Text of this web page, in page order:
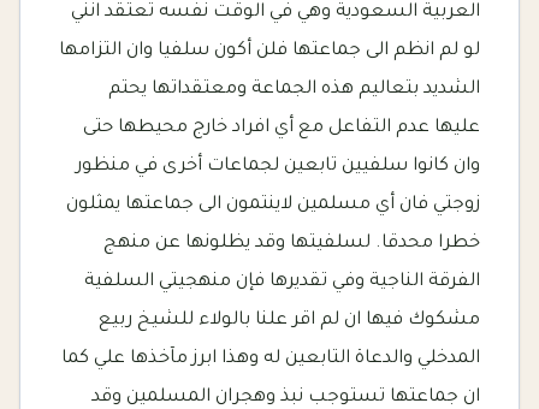
العربية السعودية وهي في الوقت نفسه تعتقد انني
لو لم انظم الى جماعتها فلن أكون سلفيا وان التزامها
الشديد بتعاليم هذه الجماعة ومعتقداتها يحتم
عليها عدم التفاعل مع أي افراد خارج محيطها حتى
وان كانوا سلفيين تابعين لجماعات أخرى في منظور
زوجتي فان أي مسلمين لاينتمون الى جماعتها يمثلون
خطرا محدقا. لسلفيتها وقد يظلونها عن منهج
الفرقة الناجية وفي تقديرها فإن منهجيتي السلفية
مشكوك فيها ان لم اقر علنا بالولاء للشيخ ربيع
المدخلي والدعاة التابعين له وهذا ابرز مآخذها علي كما
ان جماعتها تستوجب نبذ وهجران المسلمين وقد